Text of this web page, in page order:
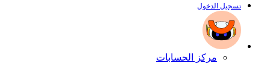
تسجيل الدخول
مركز الحسابات